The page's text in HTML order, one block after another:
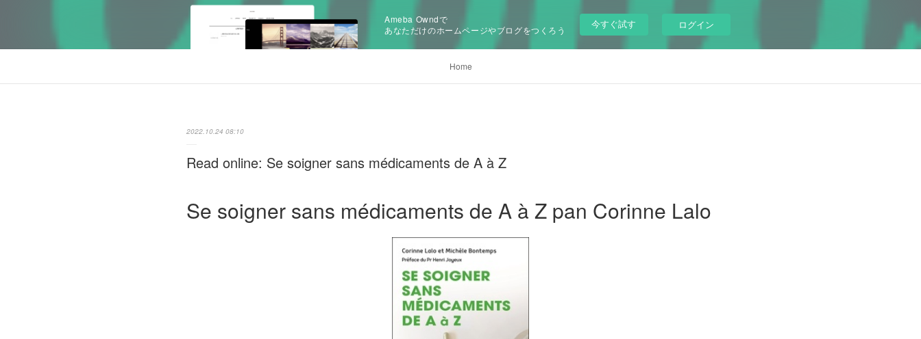
Ameba Owndで
あなただけのホームページやブログをつくろう
今すぐ試す ログイン
Home
2022.10.24 08:10
Read online: Se soigner sans médicaments de A à Z
Se soigner sans médicaments de A à Z pan Corinne Lalo